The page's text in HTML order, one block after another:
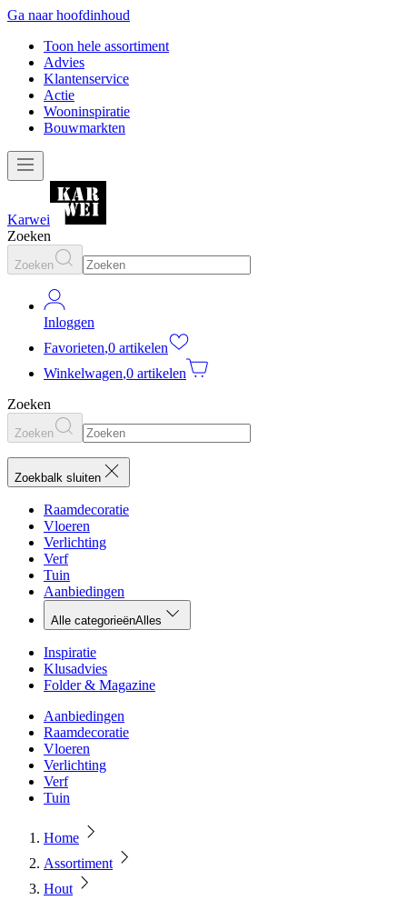
Ga naar hoofdinhoud
Toon hele assortiment
Advies
Klantenservice
Actie
Wooninspiratie
Bouwmarkten
Karwei
Zoeken
Zoeken
Inloggen
Favorieten,0 artikelen
Winkelwagen,0 artikelen
Zoeken
Zoeken
Zoekbalk sluiten
Raamdecoratie
Vloeren
Verlichting
Verf
Tuin
Aanbiedingen
Alle categorieënAlles
Inspiratie
Klusadvies
Folder & Magazine
Aanbiedingen
Raamdecoratie
Vloeren
Verlichting
Verf
Tuin
Home
Assortiment
Hout